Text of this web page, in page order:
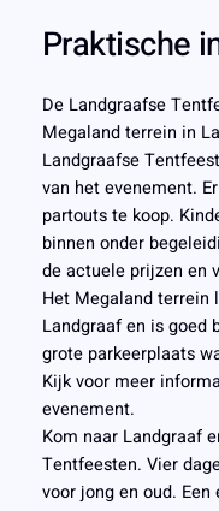
Praktische
De Landgraafse
Megaland terrein in
Landgraafse
van het evenement.
partouts te koop.
binnen onder
de actuele prijzen en
Het Megaland terrein
Landgraaf en is goed
grote parkeerplaats
Kijk voor meer
evenement.
Kom naar Landgraaf
Tentfeesten. Vier
voor jong en oud.